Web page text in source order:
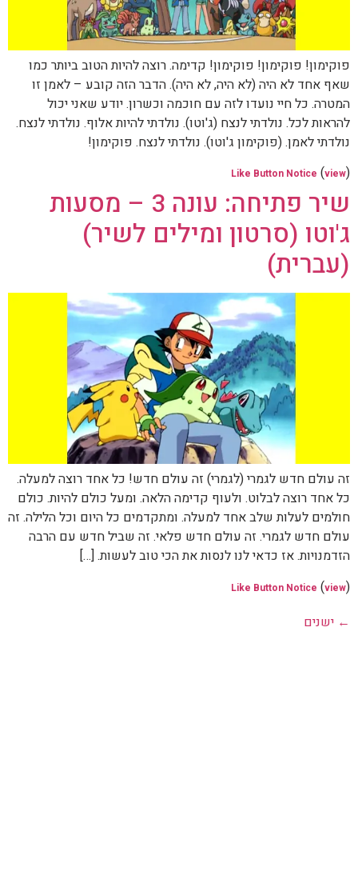
פוקימון! פוקימון! פוקימון! קדימה. רוצה להיות הטוב ביותר כמו
שאף אחד לא היה (לא היה, לא היה). הדבר הזה קובע – לאמן זו
המטרה. כל חיי נועדו לזה עם חוכמה וכשרון. יודע שאני יכול
להראות לכל. נולדתי לנצח (ג'וטו). נולדתי להיות אלוף. נולדתי לנצח.
נולדתי לאמן. (פוקימון ג'וטו). נולדתי לנצח. פוקימון!
Like Button Notice (view)
שיר פתיחה: עונה 3 – מסעות
ג'וטו (סרטון ומילים לשיר)
(עברית)
זה עולם חדש לגמרי (לגמרי) זה עולם חדש! כל אחד רוצה למעלה.
כל אחד רוצה לבלוט. ולעוף קדימה הלאה. ומעל כולם להיות. כולם
חולמים לעלות שלב אחד למעלה. ומתקדמים כל היום וכל הלילה. זה
עולם חדש לגמרי. זה עולם חדש פלאי. זה שביל חדש עם הרבה
הזדמנויות. אז כדאי לנו לנסות את הכי טוב לעשות. […]
Like Button Notice (view)
← ישנים